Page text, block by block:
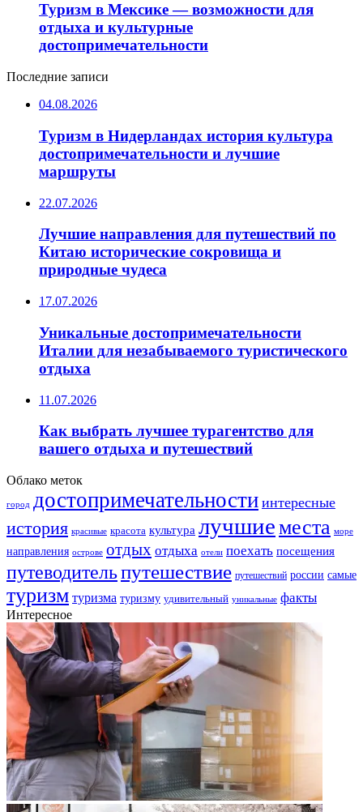
Туризм в Мексике — возможности для
отдыха и культурные
достопримечательности
Последние записи
04.08.2026
Туризм в Нидерландах история культура
достопримечательности и лучшие
маршруты
22.07.2026
Лучшие направления для путешествий по
Китаю исторические сокровища и
природные чудеса
17.07.2026
Уникальные достопримечательности
Италии для незабываемого туристического
отдыха
11.07.2026
Как выбрать лучшее турагентство для
вашего отдыха и путешествий
Облако меток
город достопримечательности интересные
история красивые красота культура лучшиеместа море
направления острове отдых отдыха отели поехать посещения
путеводительпутешествие путешествий россии самые
туризм туризма туризму удивительный уникальные факты
Интересное